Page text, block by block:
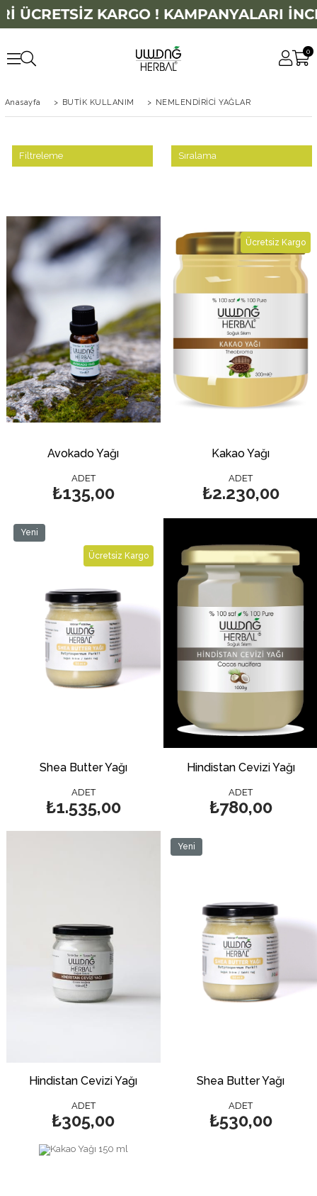
ÜCRETSİZ KARGO ! KAMPANYALARI
0
Anasayfa > BUTİK KULLANIM > NEMLENDİRİCİ YAĞLAR
Filtreleme Sıralama
Avokado Yağı
ADET
₺135,00
Kakao Yağı
ADET
₺2.230,00
Ücretsiz Kargo
Shea Butter Yağı
ADET
₺1.535,00
Ücretsiz Kargo
Yeni
Hindistan Cevizi Yağı
ADET
₺780,00
Hindistan Cevizi Yağı
ADET
₺305,00
Shea Butter Yağı
ADET
₺530,00
Yeni